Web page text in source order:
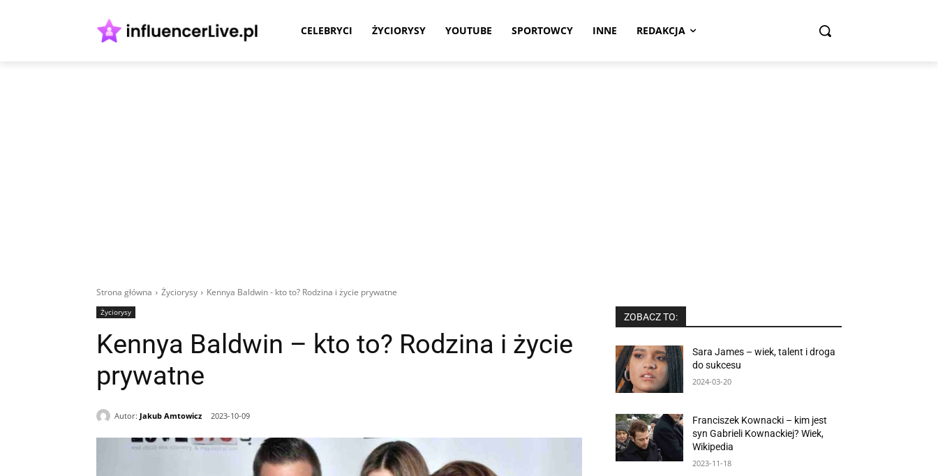
CELEBRYCI ŻYCIORYSY YOUTUBE SPORTOWCY INNE REDAKCJA
Strona główna Życiorysy Kennya Baldwin - kto to? Rodzina i życie prywatne
Życiorysy
Kennya Baldwin – kto to? Rodzina i życie
prywatne
Autor: Jakub Amtowicz 2023-10-09
ZOBACZ TO:
Sara James – wiek, talent i droga
do sukcesu
2024-03-20
Franciszek Kownacki – kim jest
syn Gabrieli Kownackiej? Wiek,
Wikipedia
2023-11-18